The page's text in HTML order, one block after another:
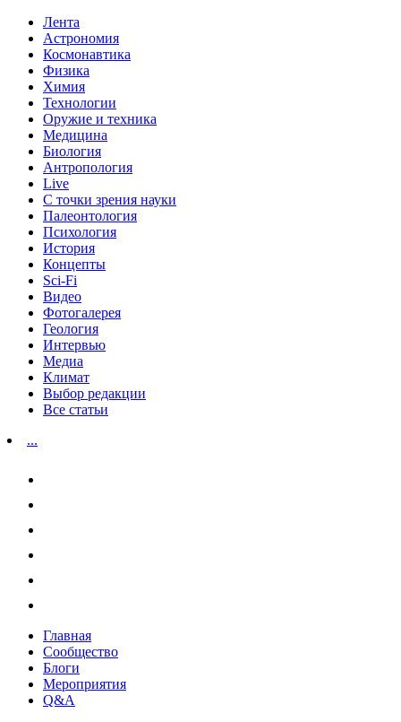
Лента
Астрономия
Космонавтика
Физика
Химия
Технологии
Оружие и техника
Медицина
Биология
Антропология
Live
С точки зрения науки
Палеонтология
Психология
История
Концепты
Sci-Fi
Видео
Фотогалерея
Геология
Интервью
Медиа
Климат
Выбор редакции
Все статьи
...
Главная
Сообщество
Блоги
Мероприятия
Q&A